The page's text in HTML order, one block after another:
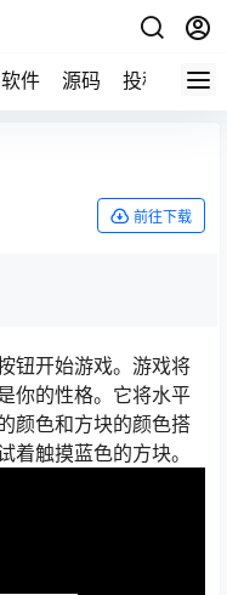
软件 源码 投稿 关于
前往下载
钮开始游戏。游戏将
你的性格。它将水平
颜色和方块的颜色搭
着触摸蓝色的方块。